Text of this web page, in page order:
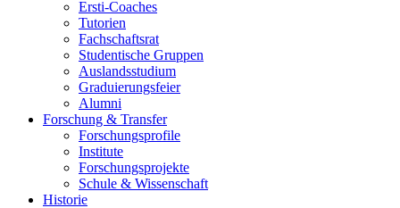
Ersti-Coaches
Tutorien
Fachschaftsrat
Studentische Gruppen
Auslandsstudium
Graduierungsfeier
Alumni
Forschung & Transfer
Forschungsprofile
Institute
Forschungsprojekte
Schule & Wissenschaft
Historie